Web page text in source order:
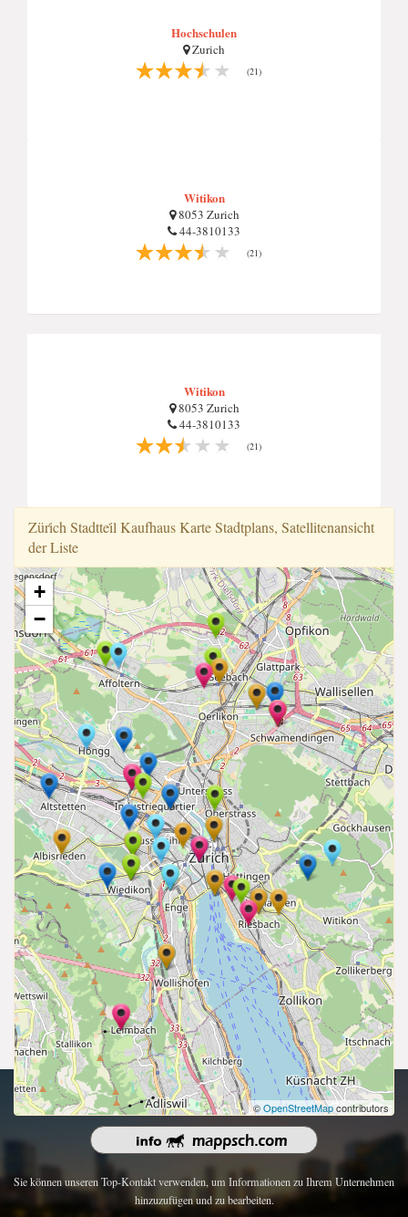
Hochschulen
Zurich
(21)
Witikon
8053 Zurich
44-3810133
(21)
Witikon
8053 Zurich
44-3810133
(21)
Züri̇ch Stadttei̇l Kaufhaus Karte Stadtplans, Satellitenansicht
der Liste
+
−
©OpenStreetMapcontributors
Urheberrecht 2026 | Alle Rechte vorbehalten.
Sie können unseren Top-Kontakt verwenden, um Informationen zu Ihrem Unternehmen
hinzuzufügen und zu bearbeiten.